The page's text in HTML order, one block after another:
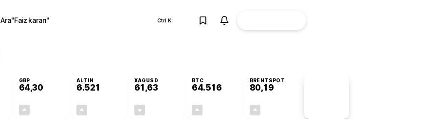
Ara"Faiz kararı" Ctrl K
GBP
64,30
ALTIN
6.521
XAGUSD
61,63
BTC
64.516
BRENTSPOT
80,19